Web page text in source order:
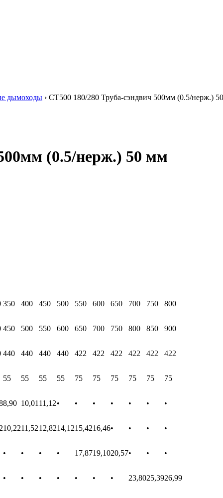
дымоходы › СТ500 180/280 Труба-сэндвич 500мм (0.5/нерж.)
(0.5/нерж.) 50 мм
350 400 450 500 550 600 650 700 750 800
450 500 550 600 650 700 750 800 850 900
440 440 440 440 422 422 422 422 422 422
55 55 55 55 75 75 75 75 75 75
8,90 10,01 11,12• • • • • • •
10,2211,5212,8214,1215,4216,46• • • •
• • • • 17,8719,1020,57• • •
• • • • • • • 23,8025,3926,99